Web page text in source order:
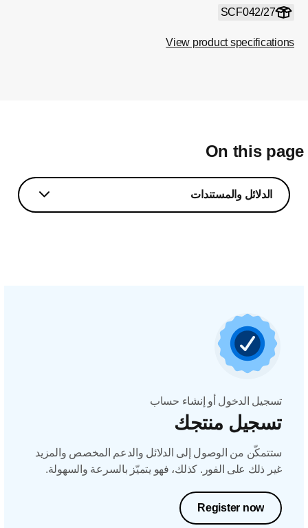
SCF042/27
View product specifications
On this
الدلائل والمستندات
تسجيل الدخول أو إنشاء حساب
تسجيل منتجك
ستتمكّن من الوصول إلى الدلائل والدعم المخصص والمزيد
غير ذلك على الفور. كذلك، فهو يتميّز بالسرعة والسهولة.
Register now